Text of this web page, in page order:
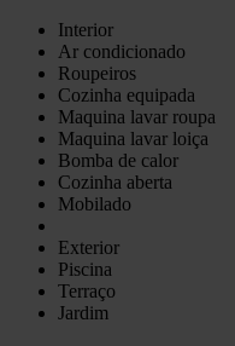
Interior
Ar condicionado
Roupeiros
Cozinha equipada
Maquina lavar roupa
Maquina lavar loiça
Bomba de calor
Cozinha aberta
Mobilado
Exterior
Piscina
Terraço
Jardim